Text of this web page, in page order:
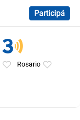
Participá
Rosario